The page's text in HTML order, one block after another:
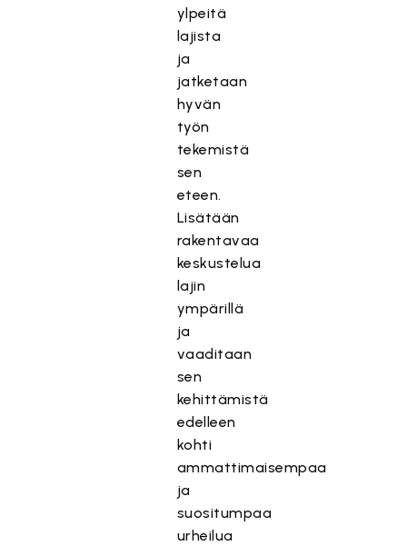
ylpeitä
lajista
ja
jatketaan
hyvän
työn
tekemistä
sen
eteen.
Lisätään
rakentavaa
keskustelua
lajin
ympärillä
ja
vaaditaan
sen
kehittämistä
edelleen
kohti
ammattimaisempaa
ja
suositumpaa
urheilua